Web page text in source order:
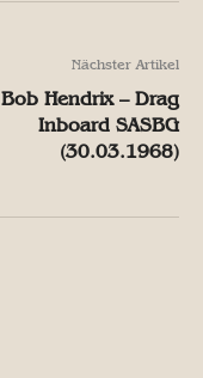
Nächster Artikel
Bob Hendrix – Drag
Inboard SASBG
(30.03.1968)